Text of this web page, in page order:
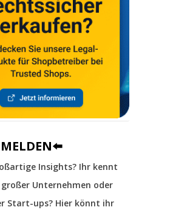
Insights? Ihr kennt
großer Unternehmen oder
Start-ups? Hier könnt ihr